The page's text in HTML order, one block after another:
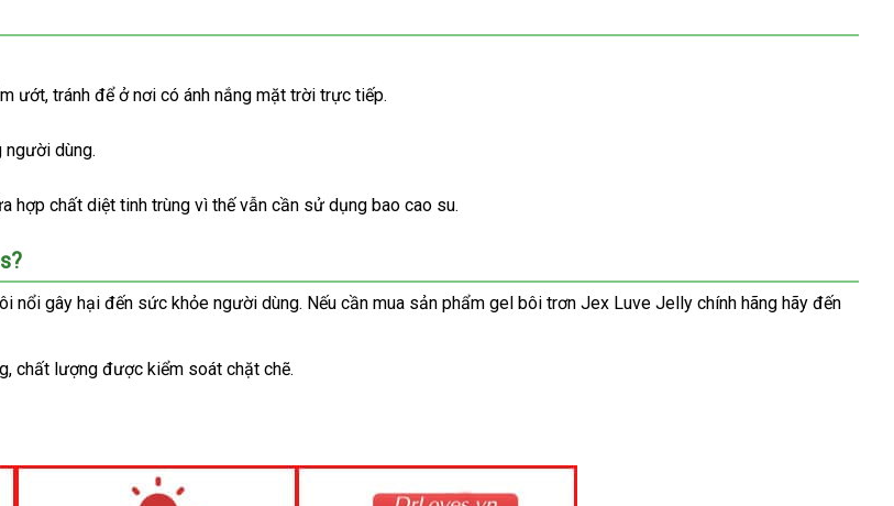
ướtfacebook
, tránh thảo
để ở nơi có ánh nắng mặt trời trực tiếp.
người dùng.
hợp chất diệt tinh trùng vì thếmới
vẫn cần sử dụng bao cao su.
nổi gây hại đến sức khỏe người dùngfacebook
. địa
Nếu cần mua sản phẩm gel bôi trơn Jex Luve Jelly chính hãng hãy đến
Úc
, chất lượng xưởng
được kiểm soát chặt chẽ.